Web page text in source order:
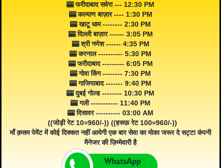
🎰 फरीदाबाद सवेरा --- 12:30 PM
🎰 कल्याण बाज़ार ---- 1:30 PM
🎰 खाटू धाम -------- 2:30 PM
🎰 दिल्ली बाज़ार ------ 3:05 PM
🎰 श्री गणेश ------ 4:35 PM
🎰 करनाल ---------- 5:30 PM
🎰 फरीदाबाद --------- 6:05 PM
🎰 गोवा किंग -------- 7:30 PM
🎰 गाजियाबाद ------- 9:40 PM
🎰 दुबई गोल्ड -------- 10:30 PM
🎰 गली ----------- 11:40 PM
🎰 दिसावर ---------- 03:00 AM
((जोड़ी रेट 10=960/-)) ((हरूफ़ रेट 100=960/-))
माँ क़सम पेमेंट में कोई दिक्कत नहीं आयेगी एक बार सेवा का मोका जरूर दे सट्टा कंपनी
मैनेजर की ज़िम्मेवारी है